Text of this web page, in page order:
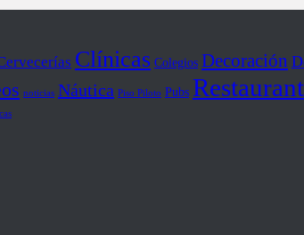
Clínicas Colegios Decoración
noticias Náutica Piso Piloto Pubs